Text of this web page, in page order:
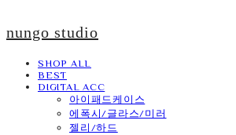
nungo studio
SHOP ALL
BEST
DIGITAL ACC
아이패드케이스
에폭시/글라스/미러
젤리/하드